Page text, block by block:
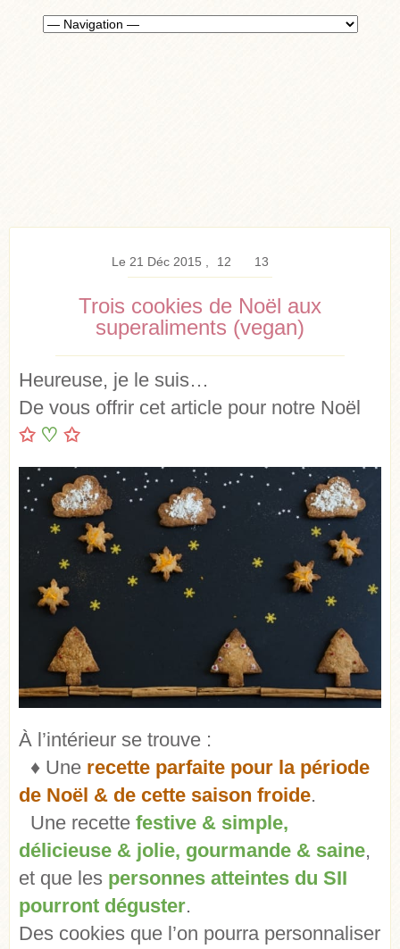
Le 21 Déc 2015 12 13
Trois cookies de Noël aux
superaliments (vegan)
Heureuse, je le suis…
De vous offrir cet article pour notre Noël
✩ ♡ ✩
À l’intérieur se trouve :
♦ Une recette parfaite pour la période
de Noël & de cette saison froide.
Une recette festive & simple,
délicieuse & jolie, gourmande & saine,
et que les personnes atteintes du SII
pourront déguster.
Des cookies que l’on pourra personnaliser